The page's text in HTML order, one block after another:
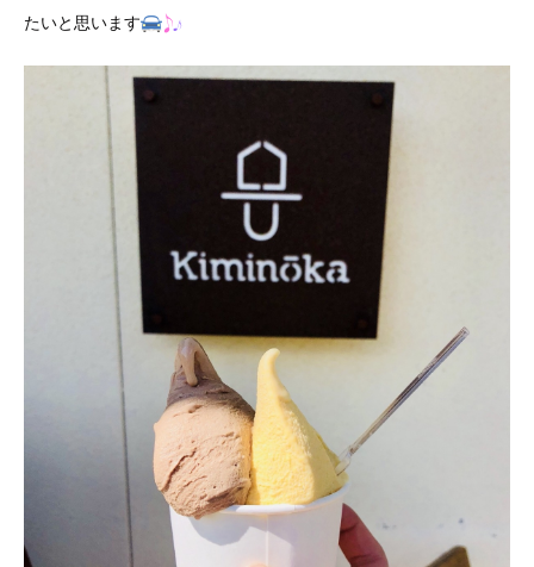
たいと思います